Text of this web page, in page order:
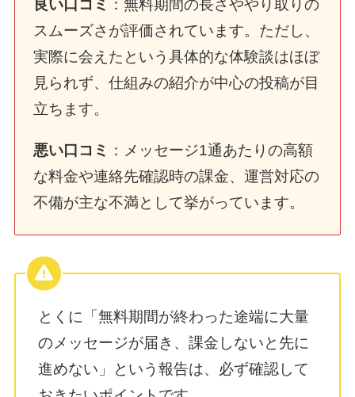
良い口コミ ：無料期間の長さややり取りの
スムーズさが評価されています。ただし、
実際に会えたという具体的な体験談はほぼ
見られず、仕組みの紹介が中心の投稿が目
立ちます。
悪い口コミ
：メッセージ1通あたりの高額
な料金や連絡先確認時の課金、運営対応の
不備が主な不満として挙がっています。
とくに「無料期間が終わった途端に大量
のメッセージが届き、課金しないと先に
進めない」という報告は、必ず確認して